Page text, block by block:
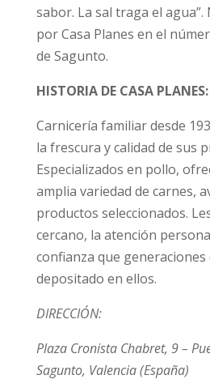
sabor. La sal traga el
por Casa Planes en el
de Sagunto.
HISTORIA DE CASA PLANES:
Carnicería familiar desde
la frescura y calidad de sus
Especializados en pollo,
amplia variedad de carnes,
productos seleccionados.
cercano, la atención
confianza que generaciones
depositado en ellos.
DIRECCIÓN:
Plaza Cronista Chabret, 9 –
Sagunto, Valencia